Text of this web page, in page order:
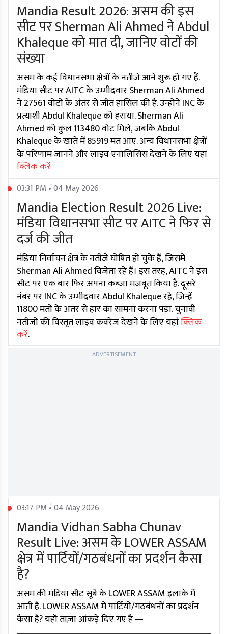
Mandia Result 2026: असम की इस
सीट पर Sherman Ali Ahmed ने Abdul
Khaleque को मात दी, जानिए वोटों की
संख्या
असम के कई विधानसभा क्षेत्रों के नतीजे आने शुरू हो गए हैं.
मंडिया सीट पर AITC के उम्मीदवार Sherman Ali Ahmed
ने 27561 वोटों के अंतर से जीत हासिल की है. उन्होंने INC के
प्रत्याशी Abdul Khaleque को हराया. Sherman Ali
Ahmed को कुल 113480 वोट मिले, जबकि Abdul
Khaleque के खाते में 85919 मत आए. अन्य विधानसभा क्षेत्रों
के परिणाम जानने और लाइव एनालिसिस देखने के लिए यहां
क्लिक करें
03:31 PM • 04 May 2026
Mandia Election Result 2026 Live:
मंडिया विधानसभा सीट पर AITC ने फिर से
दर्ज की जीत
मंडिया निर्वाचन क्षेत्र के नतीजे घोषित हो चुके हैं, जिसमें
Sherman Ali Ahmed विजेता रहे हैं। इस तरह, AITC ने इस
सीट पर एक बार फिर अपना कब्जा मजबूत किया है. दूसरे
नंबर पर INC के उम्मीदवार Abdul Khaleque रहे, जिन्हें
11800 मतों के अंतर से हार का सामना करना पड़ा. चुनावी
नतीजों की विस्तृत लाइव कवरेज देखने के लिए यहांक्लिक
करें.
ADVERTISEMENT
03:17 PM • 04 May 2026
Mandia Vidhan Sabha Chunav
Result Live: असम के LOWER ASSAM
क्षेत्र में पार्टियों/गठबंधनों का प्रदर्शन कैसा
है?
असम की मंडिया सीट सूबे के LOWER ASSAM इलाके में
आती है. LOWER ASSAM में पार्टियों/गठबंधनों का प्रदर्शन
कैसा है? यहाँ ताज़ा आंकड़े दिए गए हैं —